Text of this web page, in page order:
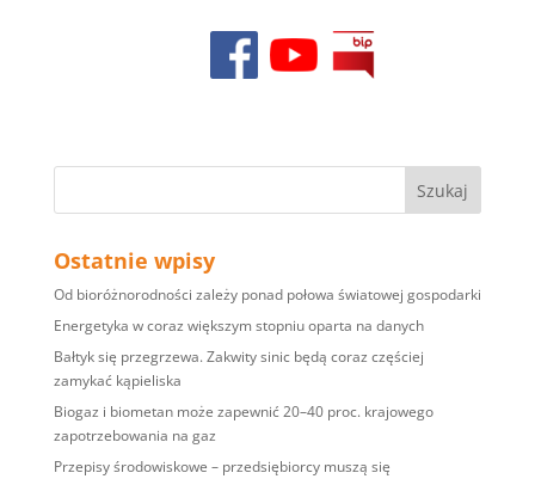
Ostatnie wpisy
Od bioróżnorodności zależy ponad połowa światowej gospodarki
Energetyka w coraz większym stopniu oparta na danych
Bałtyk się przegrzewa. Zakwity sinic będą coraz częściej
zamykać kąpieliska
Biogaz i biometan może zapewnić 20–40 proc. krajowego
zapotrzebowania na gaz
Przepisy środowiskowe – przedsiębiorcy muszą się